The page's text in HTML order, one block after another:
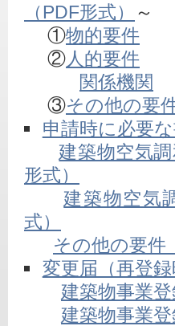
（PDF形式）
～
①物的要件
②人的要件
関係機関
③その他の要
申請時に必要
建築物空気
形式）
建築物空気
式）
その他の要件
変更届（再登
建築物事業
建築物事業